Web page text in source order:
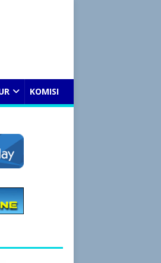
KOMISI